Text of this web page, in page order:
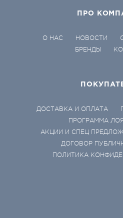
ПРО
О НАС НОВОСТИ
БРЕНДЫ
ДОСТАВКА И ОПЛАТА
ПРОГРАММА
АКЦИИ И СПЕЦ
ДОГОВОР
ПОЛИТИКА